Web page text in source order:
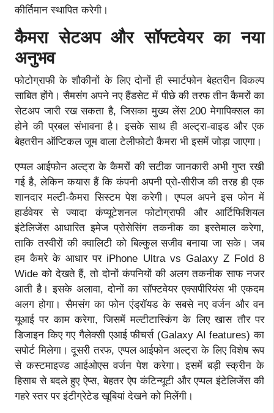
कीर्तिमान स्थापित करेगी।
कैमरा सेटअप और सॉफ्टवेयर का नया
अनुभव
फोटोग्राफी के शौकीनों के लिए दोनों ही स्मार्टफोन बेहतरीन विकल्प
साबित होंगे। सैमसंग अपने नए हैंडसेट में पीछे की तरफ तीन कैमरों का
सेटअप जारी रख सकता है, जिसका मुख्य लेंस 200 मेगापिक्सल का
होने की प्रबल संभावना है। इसके साथ ही अल्ट्रा-वाइड और एक
बेहतरीन ऑप्टिकल जूम वाला टेलीफोटो कैमरा भी इसमें जोड़ा जाएगा।
एप्पल आईफोन अल्ट्रा के कैमरों की सटीक जानकारी अभी गुप्त रखी
गई है, लेकिन कयास हैं कि कंपनी अपनी प्रो-सीरीज की तरह ही एक
शानदार मल्टी-कैमरा सिस्टम पेश करेगी। एप्पल अपने इस फोन में
हार्डवेयर से ज्यादा कंप्यूटेशनल फोटोग्राफी और आर्टिफिशियल
इंटेलिजेंस आधारित इमेज प्रोसेसिंग तकनीक का इस्तेमाल करेगा,
ताकि तस्वीरों की क्वालिटी को बिल्कुल सजीव बनाया जा सके। जब
हम कैमरे के आधार पर iPhone Ultra vs Galaxy Z Fold 8
Wide को देखते हैं, तो दोनों कंपनियों की अलग तकनीक साफ नजर
आती है। इसके अलावा, दोनों का सॉफ्टवेयर एक्सपीरियंस भी एकदम
अलग होगा। सैमसंग का फोन एंड्रॉयड के सबसे नए वर्जन और वन
यूआई पर काम करेगा, जिसमें मल्टीटास्किंग के लिए खास तौर पर
डिजाइन किए गए गैलेक्सी एआई फीचर्स (Galaxy AI features) का
सपोर्ट मिलेगा। दूसरी तरफ, एप्पल आईफोन अल्ट्रा के लिए विशेष रूप
से कस्टमाइज्ड आईओएस वर्जन पेश करेगा। इसमें बड़ी स्क्रीन के
हिसाब से बदले हुए ऐप्स, बेहतर ऐप कंटिन्यूटी और एप्पल इंटेलिजेंस की
गहरे स्तर पर इंटीग्रेटेड खूबियां देखने को मिलेंगी।